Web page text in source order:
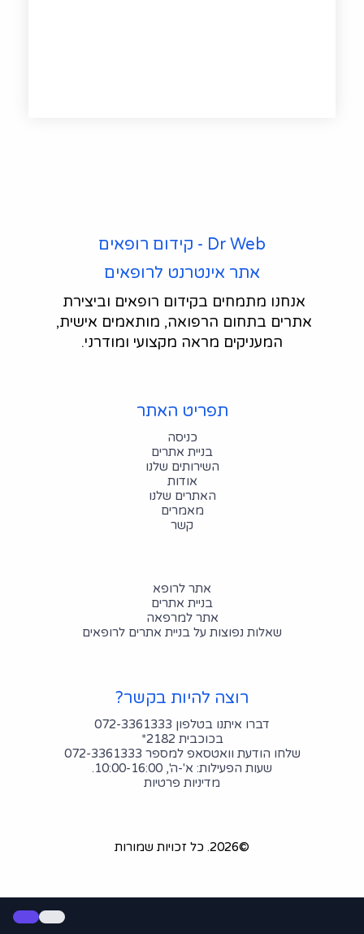
Dr Web - קידום רופאים
אתר אינטרנט לרופאים
המעניקים מראה מקצועי ומודרני.
תפריט האתר
כניסה
בניית אתרים
השירותים שלנו
אודות
האתרים שלנו
מאמרים
קשר
אתר לרופא
בניית אתרים
אתר למרפאה
שאלות נפוצות על בניית אתרים לרופאים
רוצה להיות בקשר?
דברו איתנו בטלפון 072-3361333
בכוכבית 2182*
שלחו הודעת וואטסאפ למספר 072-3361333
שעות הפעילות: א'-ה', 10:00-16:00.
מדיניות פרטיות
©2026. כל זכויות שמורות